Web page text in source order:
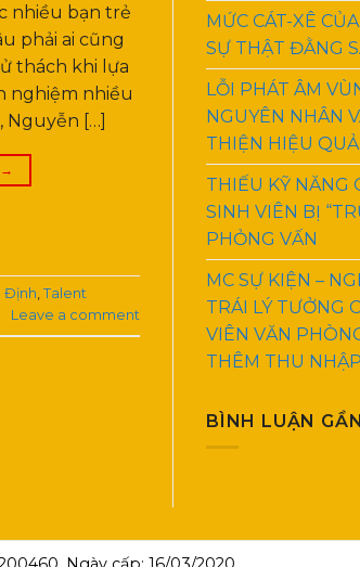
nhiều bạn trẻ
phải ai cũng
thách khi lựa
nghiệm nhiều
Nguyễn […]
→
Định, Talent
Leave a comment
MỨC CÁT-XÊ
SỰ THẬT ĐẰNG
LỖI PHÁT ÂM
NGUYÊN NHÂN
THIỆN HIỆU QUẢ
THIẾU KỸ NĂNG
SINH VIÊN BỊ
PHỎNG VẤN
MC SỰ KIỆN –
TRÁI LÝ TƯỞNG
VIÊN VĂN
THÊM THU NHẬP
BÌNH LUẬN